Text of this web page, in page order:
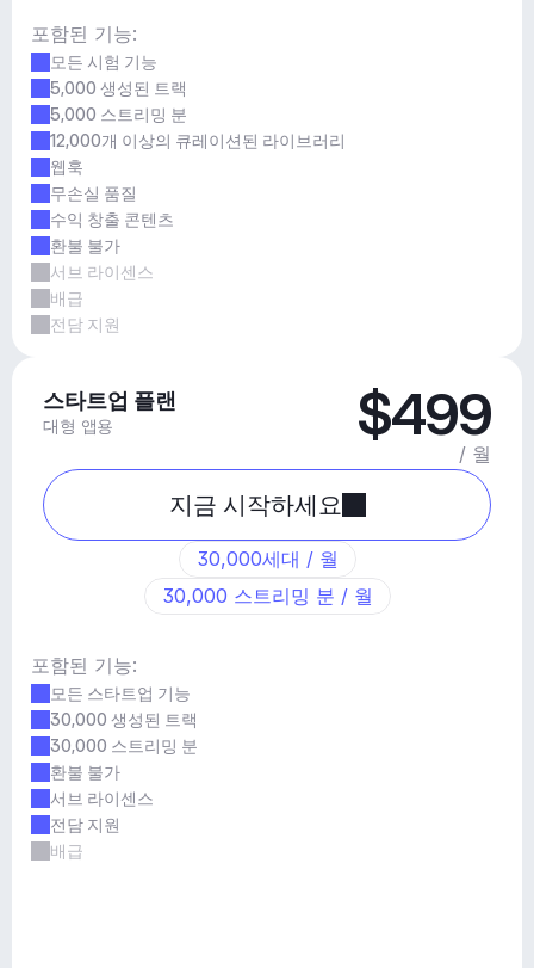
포함된 기능:
모든 시험 기능
5,000 생성된 트랙
5,000 스트리밍 분
12,000개 이상의 큐레이션된 라이브러리
웹훅
무손실 품질
수익 창출 콘텐츠
환불 불가
서브 라이센스
배급
전담 지원
스타트업 플랜
대형 앱용 $499
/ 월
지금 시작하세요
30,000세대 / 월
30,000 스트리밍 분 / 월
포함된 기능:
모든 스타트업 기능
30,000 생성된 트랙
30,000 스트리밍 분
환불 불가
서브 라이센스
전담 지원
배급